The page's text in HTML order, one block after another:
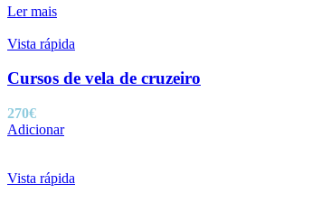
Ler mais
Vista rápida
Cursos de vela de cruzeiro
270€
Adicionar
Vista rápida